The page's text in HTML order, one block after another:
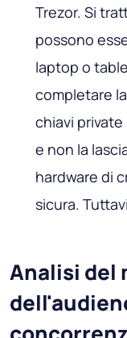
Trezor. Si
possono
laptop o
completare
chiavi
e non la
hardware di
sicura.
Analisi del